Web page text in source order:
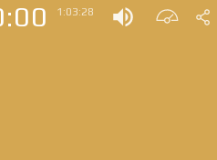
1:03:28